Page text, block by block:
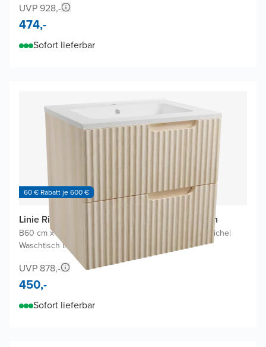
UVP 928,-
474,-
Sofort lieferbar
60 € Rabatt je 600 €
Linie Ribbo Badmöbel Set mit Vano Waschtisch
B60 cm x T46 cm Waschbeckenunterschrank Helle Eiche|
Waschtisch in Weiß
UVP 878,-
450,-
Sofort lieferbar